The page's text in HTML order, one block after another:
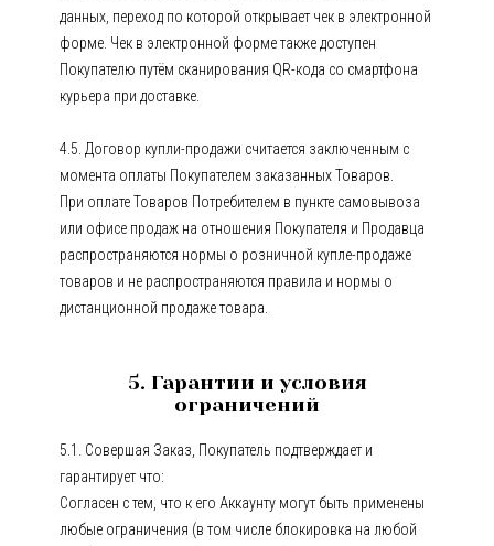
данных, переход по которой открывает чек в электронной
форме. Чек в электронной форме также доступен
Покупателю путём сканирования QR-кода со смартфона
курьера при доставке.
4.5. Договор купли-продажи считается заключенным с
момента оплаты Покупателем заказанных Товаров.
При оплате Товаров Потребителем в пункте самовывоза
или офисе продаж на отношения Покупателя и Продавца
распространяются нормы о розничной купле-продаже
товаров и не распространяются правила и нормы о
дистанционной продаже товара.
5. Гарантии и условия
ограничений
5.1. Совершая Заказ, Покупатель подтверждает и
гарантирует что:
Согласен с тем, что к его Аккаунту могут быть применены
любые ограничения (в том числе блокировка на любой